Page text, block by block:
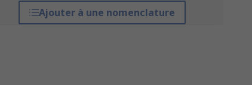
Ajouter à une nomenclature